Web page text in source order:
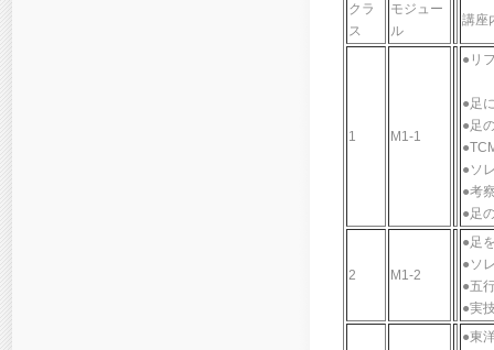
クラ
ス
モジュー
ル
講座
1 M1-1
●リ
●足
●足
●ソ
●考
●足
2 M1-2
●足
●ソ
●五
●実
●東